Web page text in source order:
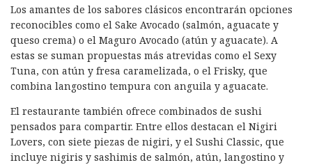
Los amantes de los sabores clásicos encontrarán opciones
reconocibles como el Sake Avocado (salmón, aguacate y
queso crema) o el Maguro Avocado (atún y aguacate). A
estas se suman propuestas más atrevidas como el Sexy
Tuna, con atún y fresa caramelizada, o el Frisky, que
combina langostino tempura con anguila y aguacate.
El restaurante también ofrece combinados de sushi
pensados para compartir. Entre ellos destacan el Nigiri
Lovers, con siete piezas de nigiri, y el Sushi Classic, que
incluye nigiris y sashimis de salmón, atún, langostino y